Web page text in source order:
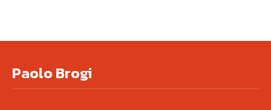
Paolo Brogi